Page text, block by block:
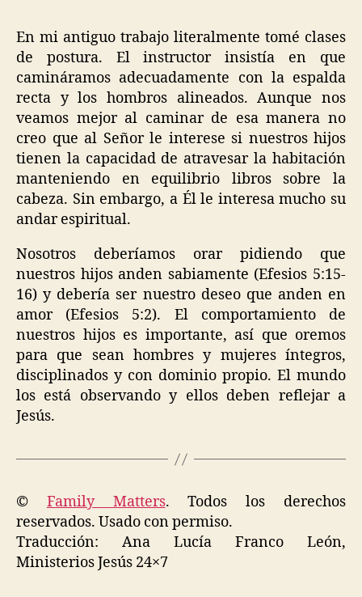
En mi antiguo trabajo literalmente tomé clases
de postura. El instructor insistía en que
camináramos adecuadamente con la espalda
recta y los hombros alineados. Aunque nos
veamos mejor al caminar de esa manera no
creo que al Señor le interese si nuestros hijos
tienen la capacidad de atravesar la habitación
manteniendo en equilibrio libros sobre la
cabeza. Sin embargo, a Él le interesa mucho su
andar espiritual.
Nosotros deberíamos orar pidiendo que
nuestros hijos anden sabiamente (Efesios 5:15-
16) y debería ser nuestro deseo que anden en
amor (Efesios 5:2). El comportamiento de
nuestros hijos es importante, así que oremos
para que sean hombres y mujeres íntegros,
disciplinados y con dominio propio. El mundo
los está observando y ellos deben reflejar a
Jesús.
© Family Matters. Todos los derechos
reservados. Usado con permiso.
Traducción: Ana Lucía Franco León,
Ministerios Jesús 24×7